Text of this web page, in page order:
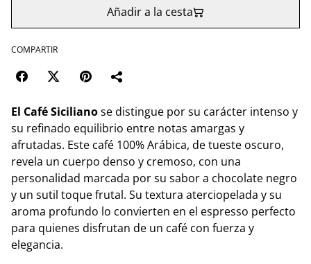
Añadir a la cesta
COMPARTIR
El Café Sicilianose distingue por su carácter intenso y
su refinado equilibrio entre notas amargas y
afrutadas. Este café 100% Arábica, de tueste oscuro,
revela un cuerpo denso y cremoso, con una
personalidad marcada por su sabor a chocolate negro
y un sutil toque frutal. Su textura aterciopelada y su
aroma profundo lo convierten en el espresso perfecto
para quienes disfrutan de un café con fuerza y
elegancia.